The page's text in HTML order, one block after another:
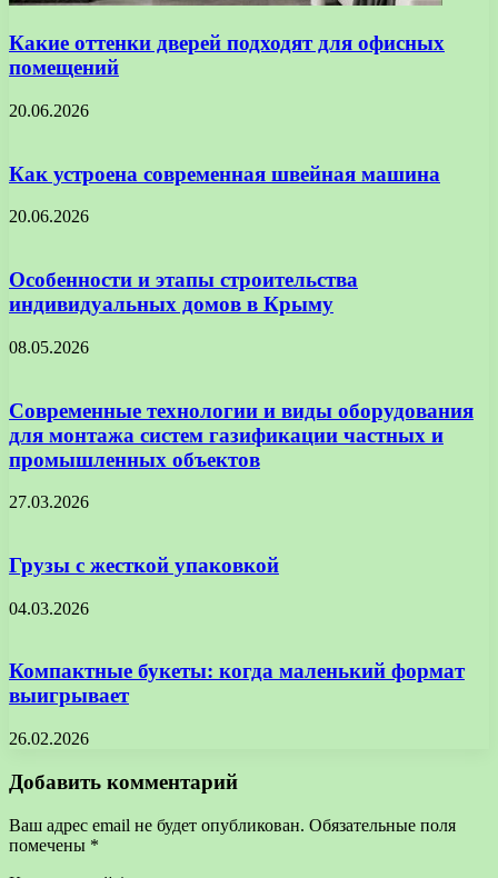
Какие оттенки дверей подходят для офисных
помещений
20.06.2026
Как устроена современная швейная машина
20.06.2026
Особенности и этапы строительства
индивидуальных домов в Крыму
08.05.2026
Современные технологии и виды оборудования
для монтажа систем газификации частных и
промышленных объектов
27.03.2026
Грузы с жесткой упаковкой
04.03.2026
Компактные букеты: когда маленький формат
выигрывает
26.02.2026
Добавить комментарий
Ваш адрес email не будет опубликован. Обязательные поля
помечены *